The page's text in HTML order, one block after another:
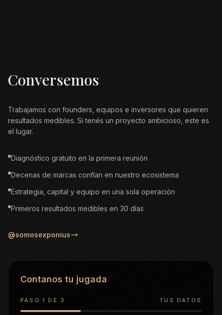
Conversemos
Trabajamos con founders, equipos e inversores que quieren
resultados medibles. Si tenés un proyecto ambicioso, este es
el lugar.
Diagnóstico gratuito en la primera reunión
Decenas de marcas confían en nuestro ecosistema
Estrategia, capital y equipo en una sola operación
Primeros resultados medibles en 30 días
@somosexponius
Contanos tu jugada
PASO 1 DE 3 TUS DATOS